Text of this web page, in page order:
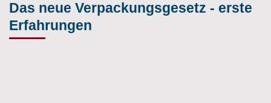
Das neue Verpackungsgesetz - erste
Erfahrungen